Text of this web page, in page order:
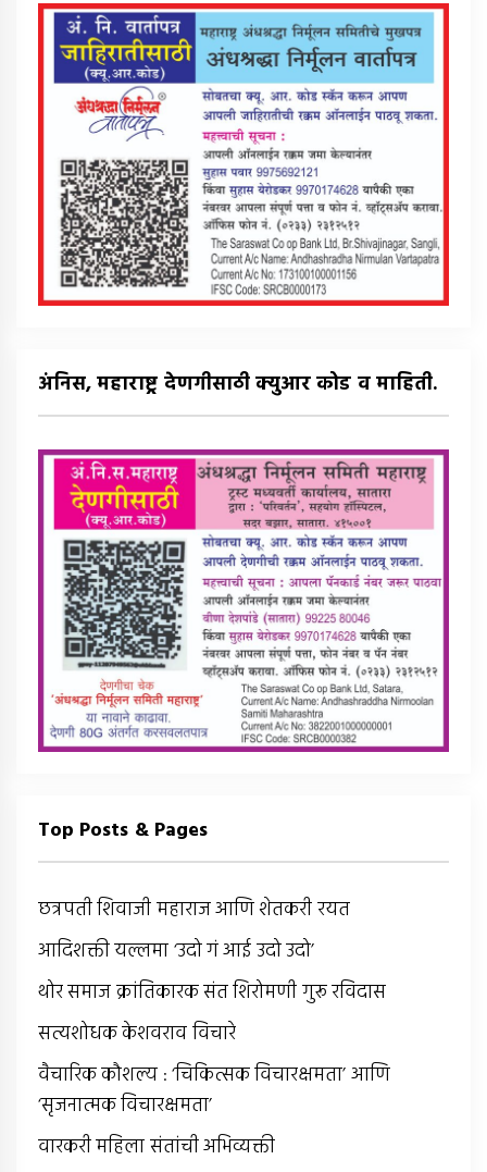
अंनिस, महाराष्ट्र देणगीसाठी क्युआर कोड व माहिती.
Top Posts & Pages
छत्रपती शिवाजी महाराज आणि शेतकरी रयत
आदिशक्ती यल्लमा ‘उदो गं आई उदो उदो’
थोर समाज क्रांतिकारक संत शिरोमणी गुरू रविदास
सत्यशोधक केशवराव विचारे
वैचारिक कौशल्य : ‘चिकित्सक विचारक्षमता’ आणि
‘सृजनात्मक विचारक्षमता’
वारकरी महिला संतांची अभिव्यक्ती